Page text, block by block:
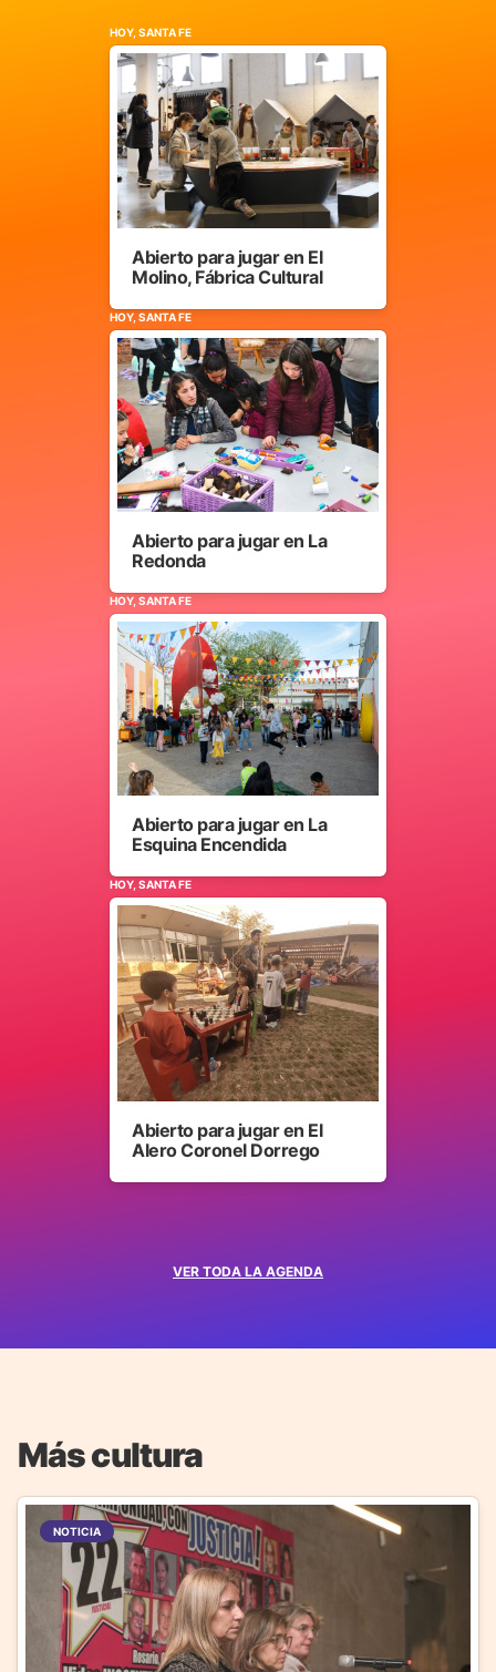
VER TODA LA AGENDA
HOY, SANTA FE
Abierto para jugar en El
Molino, Fábrica Cultural
HOY, SANTA FE
Abierto para jugar en La
Redonda
HOY, SANTA FE
Abierto para jugar en La
Esquina Encendida
HOY, SANTA FE
Abierto para jugar en El
Alero Coronel Dorrego
Más cultura
NOTICIA